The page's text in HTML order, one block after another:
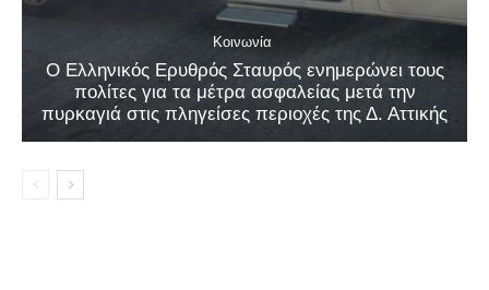
Κοινωνία
Ο Ελληνικός Ερυθρός Σταυρός ενημερώνει τους
πολίτες για τα μέτρα ασφαλείας μετά την
πυρκαγιά στις πληγείσες περιοχές της Δ. Αττικής